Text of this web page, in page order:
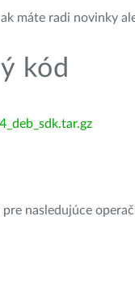
máte radi novinky
kód
nasledujúce